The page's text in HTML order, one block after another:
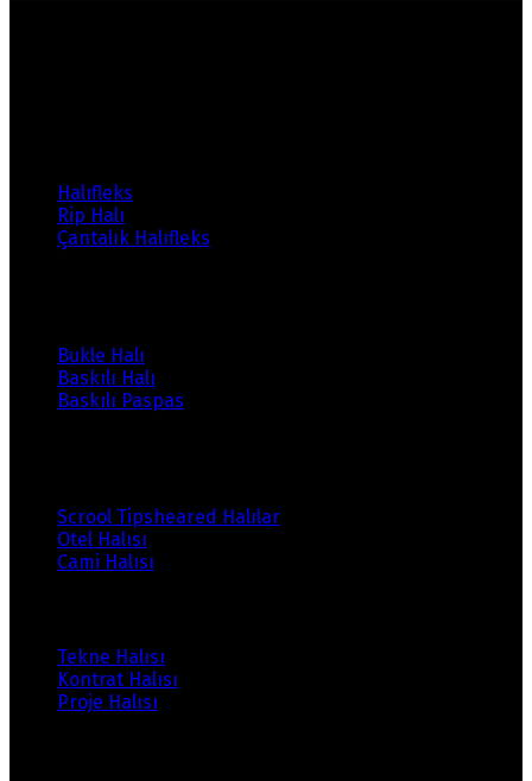
Halıfleks
Rip Halı
Çantalık Halıfleks
Bukle Halı
Baskılı Halı
Baskılı Paspas
Scrool Tipsheared Halılar
Otel Halısı
Cami Halısı
Tekne Halısı
Kontrat Halısı
Proje Halısı